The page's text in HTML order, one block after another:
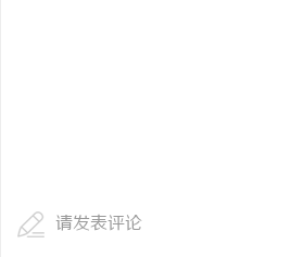
请发表评论